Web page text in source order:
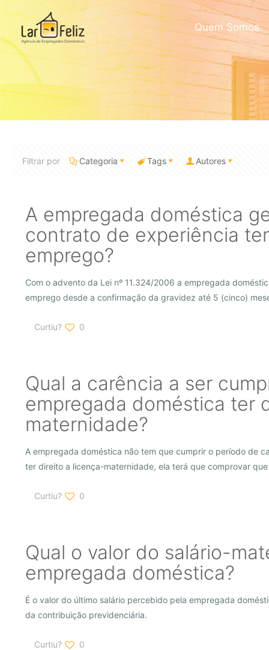
Quem Somos
Filtrar por Categoria Tags Autores
A empregada doméstica
contrato de experiência
emprego?
Com o advento da Lei nº 11.324/2006 a empregada
emprego desde a confirmação da gravidez até 5 (cinco)
Curtiu? 0
Qual a carência a ser
empregada doméstica ter
maternidade?
A empregada doméstica não tem que cumprir o período de
ter direito a licença-maternidade, ela terá que comprovar
Curtiu? 0
Qual o valor do salário-
empregada doméstica?
É o valor do último salário percebido pela empregada
da contribuição previdenciária.
Curtiu? 0